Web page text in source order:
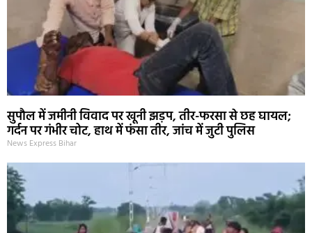
सुपौल में जमीनी विवाद पर खूनी झड़प, तीर-फरसा से छह घायल;
गर्दन पर गंभीर चोट, हाथ में फंसा तीर, जांच में जुटी पुलिस
News Express Bihar